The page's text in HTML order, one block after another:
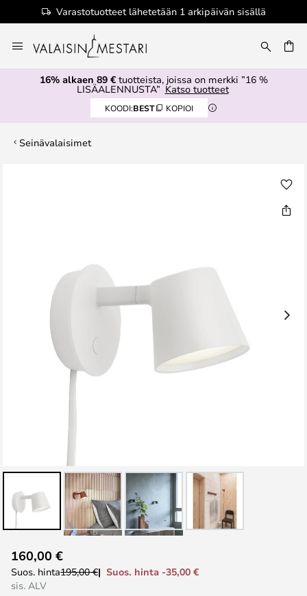
Varastotuotteet lähetetään 1 arkipäivän sisällä
to
Content
16% alkaen 89 €tuotteista, joissa on merkki ”16 %
LISÄALENNUSTA” Katso tuotteet
KOODI:BEST KOPIOI
Seinävalaisimet
to
the
160,00 €
Suos. hinta195,00 €
Suos. hinta -35,00 €
sis. ALV